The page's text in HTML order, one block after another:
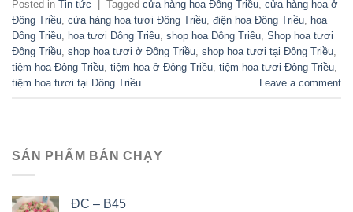
Posted in Tin tức Tagged cửa hàng hoa Đông Triều cửa hàng hoa ở
Đông Triều cửa hàng hoa tươi Đông Triều điện hoa Đông Triều
hoa
Đông Triều
hoa tươi Đông Triều shop hoa Đông Triều Shop hoa tươi
Đông Triều shop hoa tươi ở Đông Triều shop hoa tươi tại Đông Triều
tiệm hoa Đông Triều tiệm hoa ở Đông Triều tiệm hoa tươi Đông Triều
tiệm hoa tươi tại Đông Triều
Leave a comment
SẢN PHẨM BÁN CHẠY
ĐC – B45